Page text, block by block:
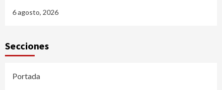
6 agosto, 2026
Secciones
Portada